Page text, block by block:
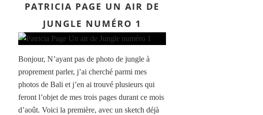
PATRICIA PAGE UN AIR DE
JUNGLE NUMÉRO 1
Bonjour, N’ayant pas de photo de jungle à
proprement parler, j’ai cherché parmi mes
photos de Bali et j’en ai trouvé plusieurs qui
feront l’objet de mes trois pages durant ce mois
d’août. Voici la première, avec un sketch déjà